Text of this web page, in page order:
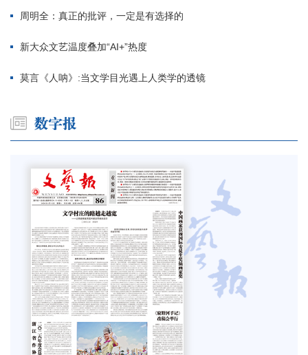
周明全：真正的批评，一定是有选择的
新大众文艺温度叠加“AI+”热度
莫言《人呐》:当文学目光遇上人类学的透镜